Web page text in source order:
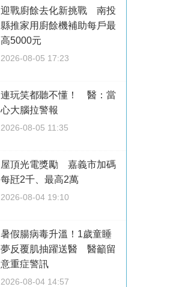
迎戰廚餘去化新挑戰 南投
縣推家用廚餘機補助每戶最
高5000元
2026-08-05 17:23
連玩笑都聽不懂！ 醫：當
心大腦拉警報
2026-08-05 11:35
屋頂光電獎勵 嘉義市加碼
每瓩2千、最高2萬
2026-08-04 19:10
暑假腸病毒升溫！1歲童睡
夢反覆肌抽躍送醫 醫籲留
意重症警訊
2026-08-04 14:57